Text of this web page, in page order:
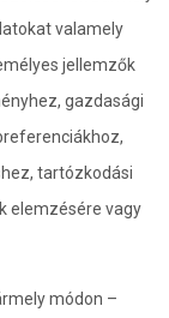
valamely
jellemzők
gazdasági
tartózkodási
elemzésére vagy
módon –